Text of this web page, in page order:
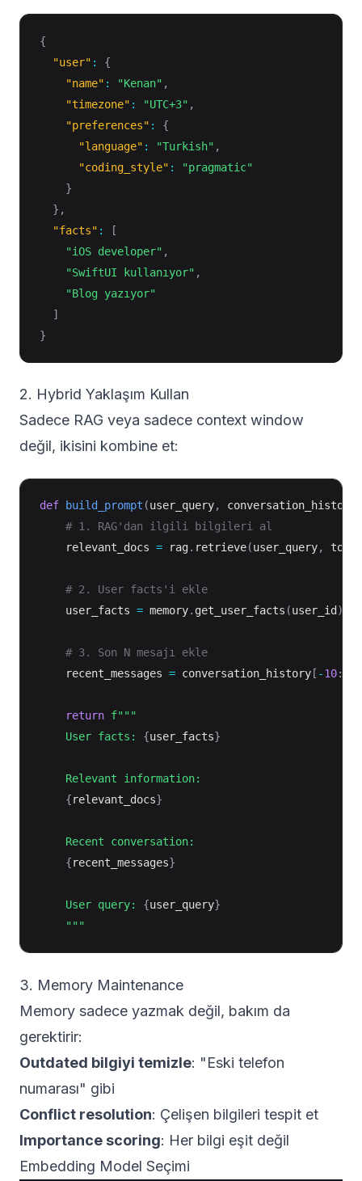
{
"user" :
{
"name" : "Kenan" ,
"timezone" : "UTC+3" ,
"preferences" :
{
"language" : "Turkish" ,
"coding_style" :
"pragmatic"
}
} ,
"facts" :
[
"iOS developer" ,
"SwiftUI kullanıyor" ,
"Blog yazıyor"
]
}
2. Hybrid Yaklaşım Kullan
Sadece RAG veya sadece context window
değil, ikisini kombine et:
def build_prompt (user_query, conversation_history
# 1. RAG'dan ilgili bilgileri al
    relevant_docs
= rag. retrieve(user_query, top_k
# 2. User facts'i ekle
    user_facts
= memory. get_user_facts (user_id )
# 3. Son N mesajı ekle
    recent_messages
= conversation_history[ -10:
return f"""
    User facts:
{user_facts}
    Relevant information:
{relevant_docs}
    Recent conversation:
{recent_messages}
    User query:
{user_query}
    """
3. Memory Maintenance
Memory sadece yazmak değil, bakım da
gerektirir:
Outdated bilgiyi temizle: "Eski telefon
numarası" gibi
Conflict resolution: Çelişen bilgileri tespit et
Importance scoring: Her bilgi eşit değil
Embedding Model Seçimi